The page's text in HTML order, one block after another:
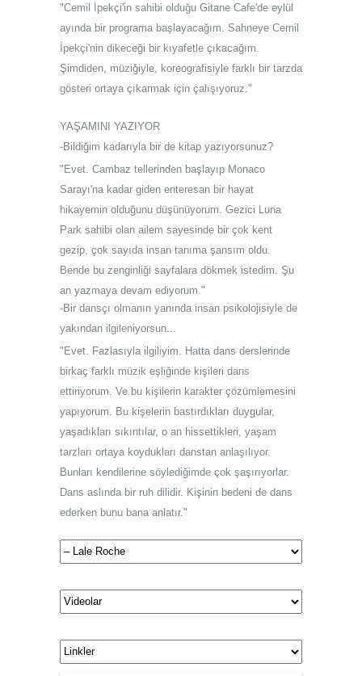
"Cemil İpekçi'in sahibi olduğu Gitane Cafe'de eylül
ayında bir programa başlayacağım. Sahneye Cemil
İpekçi'nin dikeceği bir kıyafetle çıkacağım.
Şimdiden, müziğiyle, koreografisiyle farklı bir tarzda
gösteri ortaya çıkarmak için çalışıyoruz."
YAŞAMINI YAZIYOR
-Bildiğim kadarıyla bir de kitap yazıyorsunuz?
"Evet. Cambaz tellerinden başlayıp Monaco
Sarayı'na kadar giden enteresan bir hayat
hikayemin olduğunu düşünüyorum. Gezici Luna
Park sahibi olan ailem sayesinde bir çok kent
gezip, çok sayıda insan tanıma şansım oldu.
Bende bu zenginliği sayfalara dökmek istedim. Şu
an yazmaya devam ediyorum."
-Bir dansçı olmanın yanında insan psikolojisiyle de
yakından ilgileniyorsun...
"Evet. Fazlasıyla ilgiliyim. Hatta dans derslerinde
birkaç farklı müzik eşliğinde kişileri dans
ettiriyorum. Ve bu kişilerin karakter çözümlemesini
yapıyorum. Bu kişelerin bastırdıkları duygular,
yaşadıkları sıkıntılar, o an hissettikleri, yaşam
tarzları ortaya koydukları danstan anlaşılıyor.
Bunları kendilerine söylediğimde çok şaşırıyorlar.
Dans aslında bir ruh dilidir. Kişinin bedeni de dans
ederken bunu bana anlatır."